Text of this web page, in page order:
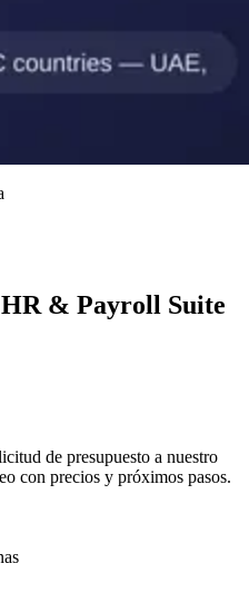
& Payroll Suite
de presupuesto a nuestro
con precios y próximos pasos.